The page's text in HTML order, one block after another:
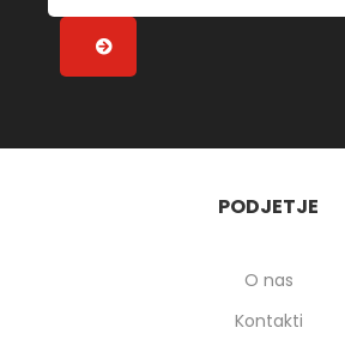
PODJETJE
O nas
Kontakti